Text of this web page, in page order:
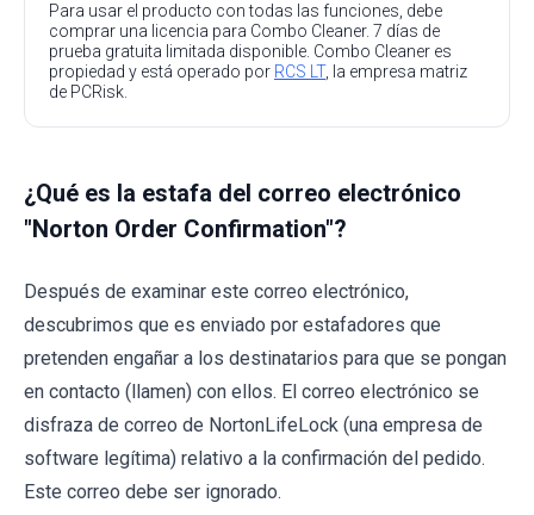
Para usar el producto con todas las funciones, debe
comprar una licencia para Combo Cleaner. 7 días de
prueba gratuita limitada disponible. Combo Cleaner es
propiedad y está operado por RCS LT, la empresa matriz
de PCRisk.
¿Qué es la estafa del correo electrónico
"Norton Order Confirmation"?
Después de examinar este correo electrónico,
descubrimos que es enviado por estafadores que
pretenden engañar a los destinatarios para que se pongan
en contacto (llamen) con ellos. El correo electrónico se
disfraza de correo de NortonLifeLock (una empresa de
software legítima) relativo a la confirmación del pedido.
Este correo debe ser ignorado.